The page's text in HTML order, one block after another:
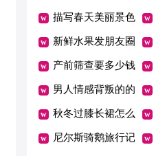
描写春天美丽景色
的句子短句
新鲜水果发朋友圈
的配文
产前筛查要多少钱
男人情感背叛的的
表现
秋冬过膝长裙怎么
搭配鞋子
尼尔斯骑鹅旅行记